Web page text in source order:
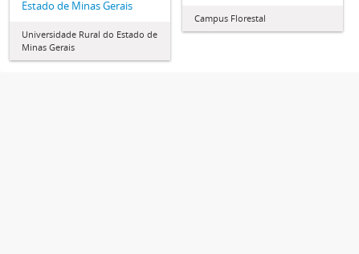
Estado de Minas Gerais
Universidade Rural do Estado de
Minas Gerais
Campus Florestal